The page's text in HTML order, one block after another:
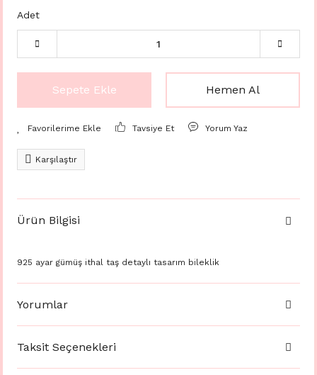
Adet
Sepete Ekle Hemen Al
Tavsiye Et Yorum Yaz
Karşılaştır
Ürün Bilgisi
925 ayar gümüş ithal taş detaylı tasarım bileklik
Yorumlar
Taksit Seçenekleri